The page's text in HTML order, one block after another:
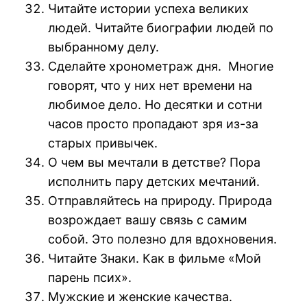
Читайте истории успеха великих
людей. Читайте биографии людей по
выбранному делу.
Сделайте хронометраж дня. Многие
говорят, что у них нет времени на
любимое дело. Но десятки и сотни
часов просто пропадают зря из-за
старых привычек.
О чем вы мечтали в детстве? Пора
исполнить пару детских мечтаний.
Отправляйтесь на природу. Природа
возрождает вашу связь с самим
собой. Это полезно для вдохновения.
Читайте Знаки. Как в фильме «Мой
парень псих».
Мужские и женские качества.